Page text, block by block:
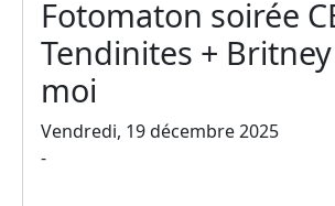
Fotomaton soirée
Tendinites +
moi
Vendredi, 19 décembre 2025
-